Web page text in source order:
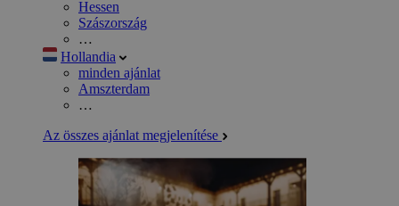
Hessen
Szászország
…
Hollandia
minden ajánlat
Amszterdam
…
Az összes ajánlat megjelenítése